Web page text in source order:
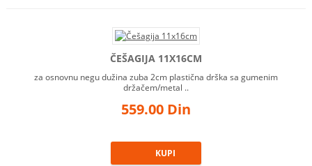
ČEŠAGIJA 11X16CM
za osnovnu negu dužina zuba 2cm plastična drška sa gumenim
držačem/metal ..
559.00 Din